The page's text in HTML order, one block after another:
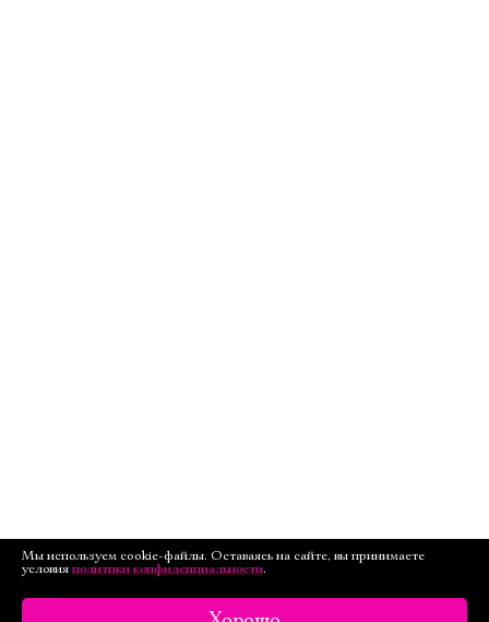
Мы используем cookie-файлы. Оставаясь на сайте, вы принимаете
условия политики конфиденциальности.